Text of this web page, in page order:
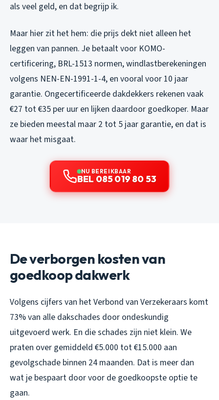
als veel geld, en dat begrijp ik.
Maar hier zit het hem: die prijs dekt niet alleen het
leggen van pannen. Je betaalt voor KOMO-
certificering, BRL-1513 normen, windlastberekeningen
volgens NEN-EN-1991-1-4, en vooral voor 10 jaar
garantie. Ongecertificeerde dakdekkers rekenen vaak
€27 tot €35 per uur en lijken daardoor goedkoper. Maar
ze bieden meestal maar 2 tot 5 jaar garantie, en dat is
waar het misgaat.
NU BEREIKBAAR
BEL 085 019 80 53
De verborgen kosten van
goedkoop dakwerk
Volgens cijfers van het Verbond van Verzekeraars komt
73% van alle dakschades door ondeskundig
uitgevoerd werk. En die schades zijn niet klein. We
praten over gemiddeld €5.000 tot €15.000 aan
gevolgschade binnen 24 maanden. Dat is meer dan
wat je bespaart door voor de goedkoopste optie te
gaan.